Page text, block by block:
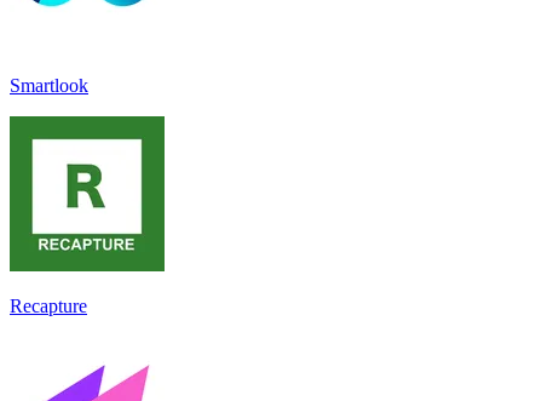
Smartlook
Recapture